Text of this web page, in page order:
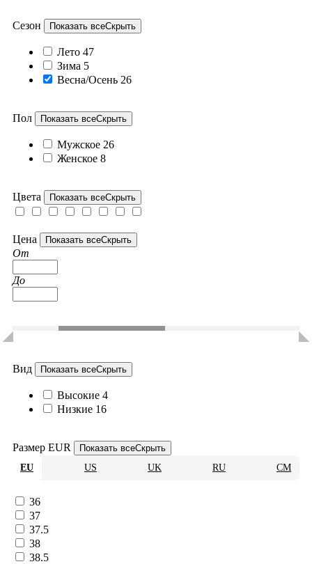
Сезон Показать всеСкрыть
Лето 47
Зима 5
Весна/Осень 26
Пол Показать всеСкрыть
Мужское 26
Женское 8
Цвета Показать всеСкрыть
Цена Показать всеСкрыть
От
До
Вид Показать всеСкрыть
Высокие 4
Низкие 16
Размер EUR Показать всеСкрыть
EU
US UK RU CM
36
37
37.5
38
38.5